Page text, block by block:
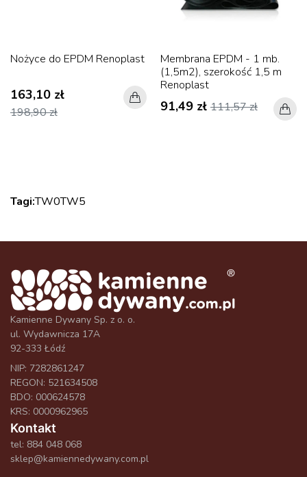
Nożyce do EPDM Renoplast
163,10 zł
198,90 zł
Membrana EPDM - 1 mb.
(1,5m2), szerokość 1,5 m
Renoplast
91,49 zł 111,57 zł
Tagi:TW0TW5
Kamienne Dywany Sp. z o. o.
ul. Wydawnicza 17A
92-333 Łódź
NIP: 7282861247
REGON: 521634508
BDO: 000624578
KRS: 0000962965
Kontakt
tel: 884 048 068
sklep@kamiennedywany.com.pl